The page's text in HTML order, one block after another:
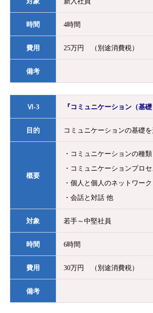
時間 4時間
費用 25万円 （別途消費税）
備考
Ⅵ-3 『コミュニケーション（基礎
目的 コミュニケーションの基礎
概要
・コミュニケーションの種類
・コミュニケーションプロセ
・個人と個人のネットワーク
・会話と対話 他
対象 若手～中堅社員
時間 6時間
費用 30万円 （別途消費税）
備考